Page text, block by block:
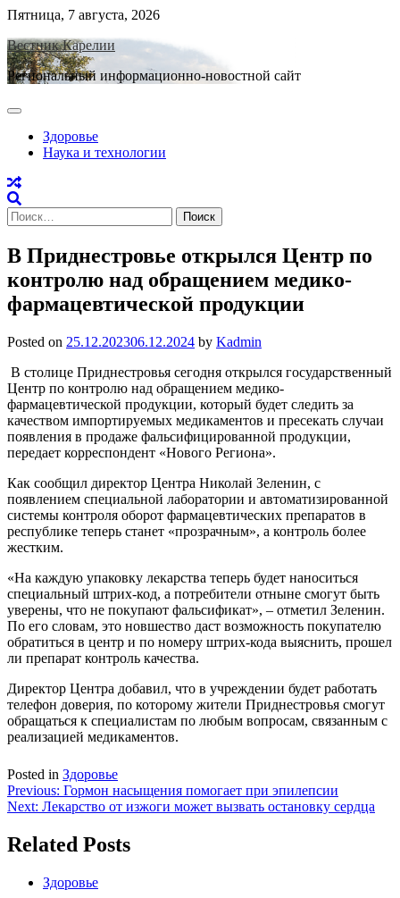
Skip
content
Пятница, 7 августа, 2026
Вестник Карелии
Региональный информационно-новостной сайт
Здоровье
Наука и технологии
Найти:
В Приднестровье открылся Центр по
контролю над обращением медико-
фармацевтической продукции
Posted on 25.12.202306.12.2024 by Kadmin
В столице Приднестровья сегодня открылся государственный
Центр по контролю над обращением медико-
фармацевтической продукции, который будет следить за
качеством импортируемых медикаментов и пресекать случаи
появления в продаже фальсифицированной продукции,
передает корреспондент «Нового Региона».
Как сообщил директор Центра Николай Зеленин, с
появлением специальной лаборатории и автоматизированной
системы контроля оборот фармацевтических препаратов в
республике теперь станет «прозрачным», а контроль более
жестким.
«На каждую упаковку лекарства теперь будет наноситься
специальный штрих-код, а потребители отныне смогут быть
уверены, что не покупают фальсификат», – отметил Зеленин.
По его словам, это новшество даст возможность покупателю
обратиться в центр и по номеру штрих-кода выяснить, прошел
ли препарат контроль качества.
Директор Центра добавил, что в учреждении будет работать
телефон доверия, по которому жители Приднестровья смогут
обращаться к специалистам по любым вопросам, связанным с
реализацией медикаментов.
Posted in Здоровье
Навигация
по
записям
Previous: Гормон насыщения помогает при эпилепсии
Next: Лекарство от изжоги может вызвать остановку сердца
Related Posts
Здоровье